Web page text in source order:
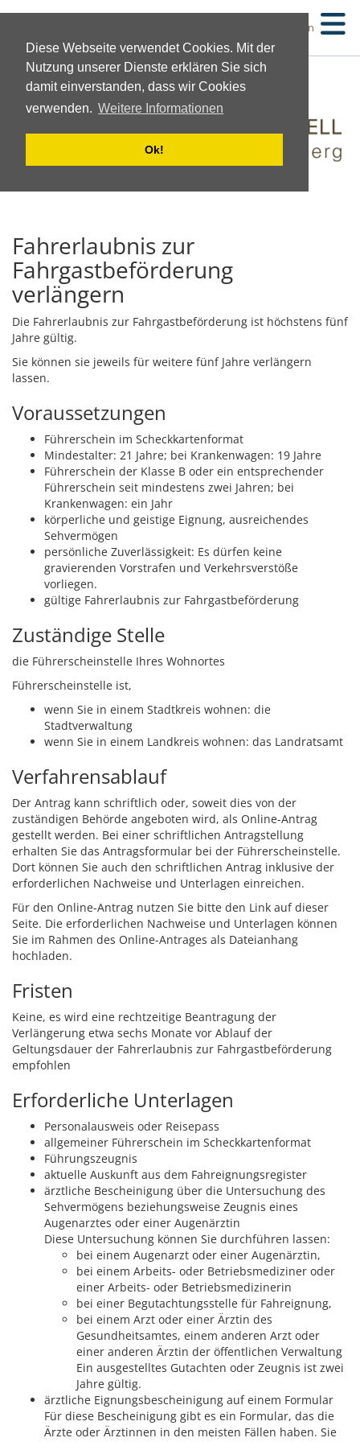
Diese Webseite verwendet Cookies. Mit der
Nutzung unserer Dienste erklären Sie sich
damit einverstanden, dass wir Cookies
verwenden. Weitere Informationen
Ok!
Suchen
Fahrerlaubnis zur
Fahrgastbeförderung
verlängern
Die Fahrerlaubnis zur Fahrgastbeförderung ist höchstens fünf
Jahre gültig.
Sie können sie jeweils für weitere fünf Jahre verlängern
lassen.
Voraussetzungen
Führerschein im Scheckkartenformat
Mindestalter: 21 Jahre; bei Krankenwagen: 19 Jahre
Führerschein der Klasse B oder ein entsprechender
Führerschein seit mindestens zwei Jahren; bei
Krankenwagen: ein Jahr
körperliche und geistige Eignung, ausreichendes
Sehvermögen
persönliche Zuverlässigkeit: Es dürfen keine
gravierenden Vorstrafen und Verkehrsverstöße
vorliegen.
gültige Fahrerlaubnis zur Fahrgastbeförderung
Zuständige Stelle
die Führerscheinstelle Ihres Wohnortes
Führerscheinstelle ist,
wenn Sie in einem Stadtkreis wohnen: die
Stadtverwaltung
wenn Sie in einem Landkreis wohnen: das Landratsamt
Verfahrensablauf
Der Antrag kann schriftlich oder, soweit dies von der
zuständigen Behörde angeboten wird, als Online-Antrag
gestellt werden. Bei einer schriftlichen Antragstellung
erhalten Sie das Antragsformular bei der Führerscheinstelle.
Dort können Sie auch den schriftlichen Antrag inklusive der
erforderlichen Nachweise und Unterlagen einreichen.
Für den Online-Antrag nutzen Sie bitte den Link auf dieser
Seite. Die erforderlichen Nachweise und Unterlagen können
Sie im Rahmen des Online-Antrages als Dateianhang
hochladen.
Fristen
Keine, es wird eine rechtzeitige Beantragung der
Verlängerung etwa sechs Monate vor Ablauf der
Geltungsdauer der Fahrerlaubnis zur Fahrgastbeförderung
empfohlen
Erforderliche Unterlagen
Personalausweis oder Reisepass
allgemeiner Führerschein im Scheckkartenformat
Führungszeugnis
aktuelle Auskunft aus dem Fahreignungsregister
ärztliche Bescheinigung über die Untersuchung des
Sehvermögens beziehungsweise Zeugnis eines
Augenarztes oder einer Augenärztin
Diese Untersuchung können Sie durchführen lassen:
bei einem Augenarzt oder einer Augenärztin,
bei einem Arbeits- oder Betriebsmediziner oder
einer Arbeits- oder Betriebsmedizinerin
bei einer Begutachtungsstelle für Fahreignung,
bei einem Arzt oder einer Ärztin des
Gesundheitsamtes, einem anderen Arzt oder
einer anderen Ärztin der öffentlichen Verwaltung
Ein ausgestelltes Gutachten oder Zeugnis ist zwei
Jahre gültig.
ärztliche Eignungsbescheinigung auf einem Formular
Für diese Bescheinigung gibt es ein Formular, das die
Ärzte oder Ärztinnen in den meisten Fällen haben. Sie